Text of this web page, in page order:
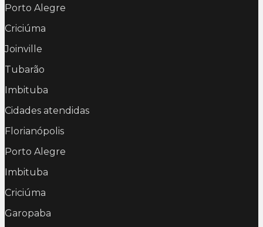
Porto Alegre
Criciúma
Joinville
Tubarão
Imbituba
Cidades atendidas
Florianópolis
Porto Alegre
Imbituba
Criciúma
Garopaba